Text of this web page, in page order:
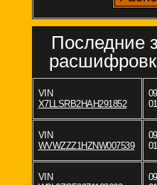
Последние
VIN
X7LLSRB2HAH291852
VIN
WVWZZZ1HZNW007539
VIN